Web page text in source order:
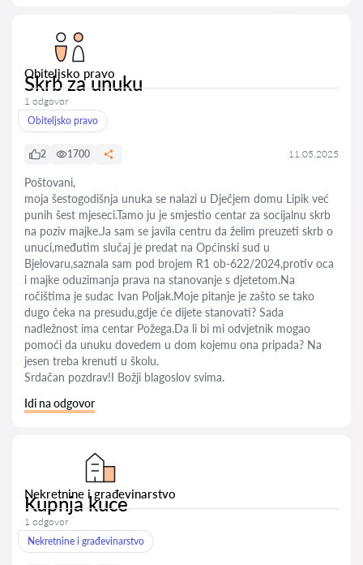
Obiteljsko pravo
Skrb za unuku
1 odgovor
Obiteljsko pravo
2 1700 11.05.2025
Poštovani,
moja šestogodišnja unuka se nalazi u Dječjem domu Lipik već
punih šest mjeseci.Tamo ju je smjestio centar za socijalnu skrb
na poziv majke.Ja sam se javila centru da želim preuzeti skrb o
unuci,međutim slučaj je predat na Općinski sud u
Bjelovaru,saznala sam pod brojem R1 ob-622/2024,protiv oca
i majke oduzimanja prava na stanovanje s djetetom.Na
ročištima je sudac Ivan Poljak.Moje pitanje je zašto se tako
dugo čeka na presudu,gdje će dijete stanovati? Sada
nadležnost ima centar Požega.Da li bi mi odvjetnik mogao
pomoći da unuku dovedem u dom kojemu ona pripada? Na
jesen treba krenuti u školu.
Srdačan pozdrav!I Božji blagoslov svima.
Idi na odgovor
Nekretnine i građevinarstvo
Kupnja kuce
1 odgovor
Nekretnine i građevinarstvo